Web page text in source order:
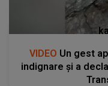
VIDEO Un gest
indignare și a